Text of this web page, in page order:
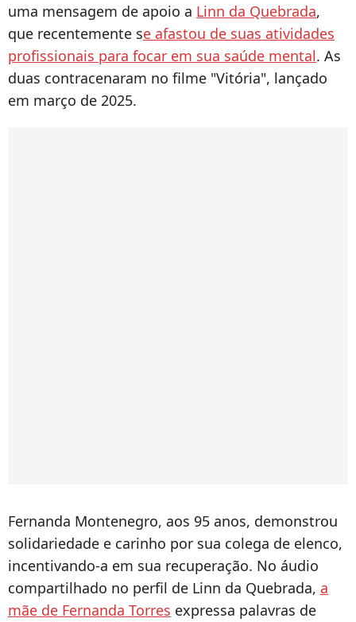
uma mensagem de apoio a Linn da Quebrada,
que recentemente se afastou de suas atividades
profissionais para focar em sua saúde mental. As
duas contracenaram no filme "Vitória", lançado
em março de 2025.
Fernanda Montenegro, aos 95 anos, demonstrou
solidariedade e carinho por sua colega de elenco,
incentivando-a em sua recuperação. No áudio
compartilhado no perfil de Linn da Quebrada, a
mãe de Fernanda Torres expressa palavras de